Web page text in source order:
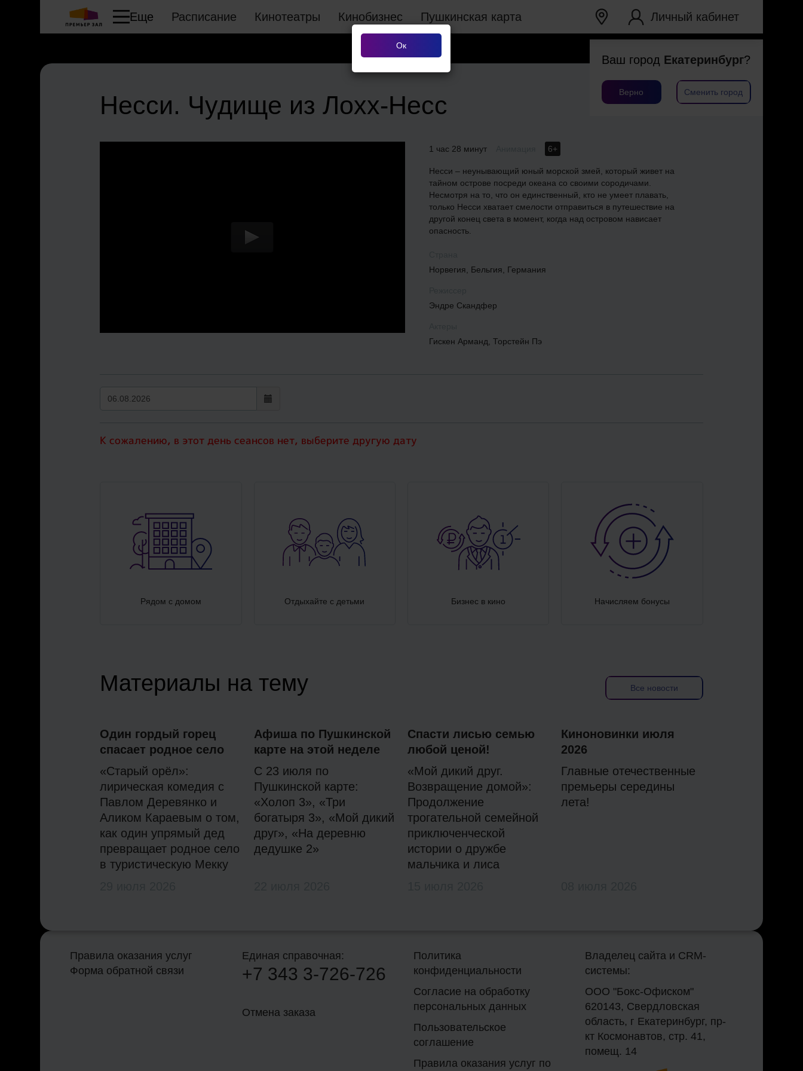
Еще Расписание Кинотеатры Кинобизнес Пушкинская карта Личный кабинет
Ваш город Екатеринбург?
Верно Сменить город
Несси. Чудище из Лохх-Несс
1 час 28 минут 6+
Несси – неунывающий юный морской змей, который живет на
тайном острове посреди океана со своими сородичами.
Несмотря на то, что он единственный, кто не умеет плавать,
только Несси хватает смелости отправиться в путешествие на
другой конец света в момент, когда над островом нависает
опасность.
Норвегия, Бельгия, Германия
Эндре Скандфер
Гискен Арманд, Торстейн Пэ
К сожалению, в этот день сеансов нет, выберите другую дату
Рядом с домом Отдыхайте с детьми Бизнес в кино Начисляем бонусы
Материалы на тему
Один гордый горец
спасает родное село
«Старый орёл»:
лирическая комедия с
Павлом Деревянко и
Аликом Караевым о том,
как один упрямый дед
превращает родное село
в туристическую Мекку
Афиша по Пушкинской
карте на этой неделе
С 23 июля по
Пушкинской карте:
«Холоп 3», «Три
богатыря 3», «Мой дикий
друг», «На деревню
дедушке 2»
Спасти лисью семью
любой ценой!
«Мой дикий друг.
Возвращение домой»:
Продолжение
трогательной семейной
приключенческой
истории о дружбе
мальчика и лиса
Киноновинки июля
2026
Главные отечественные
премьеры середины
лета!
Все новости
Правила оказания услуг
Форма обратной связи
Единая справочная:
+7 343 3-726-726
Отмена заказа
Политика
конфиденциальности
Согласие на обработку
персональных данных
Пользовательское
соглашение
Правила оказания услуг по
Владелец сайта и CRM-
системы:
ООО "Бокс-Офиском"
620143, Свердловская
область, г Екатеринбург, пр-
кт Космонавтов, стр. 41,
помещ. 14
Ок